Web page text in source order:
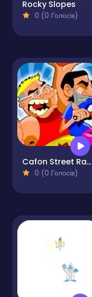
Rocky Slopes
0 (0 Голосів)
Cafon Street Racing
0 (0 Голосів)